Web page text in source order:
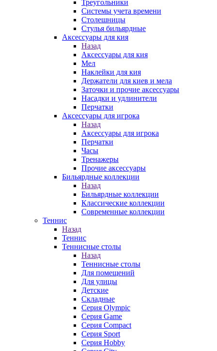
Треугольники
Системы учета времени
Столешницы
Стулья бильярдные
Аксессуары для кия
Назад
Аксессуары для кия
Мел
Наклейки для кия
Держатели для киев и мела
Заточки и прочие аксессуары
Насадки и удлинители
Перчатки
Аксессуары для игрока
Назад
Аксессуары для игрока
Перчатки
Часы
Тренажеры
Прочие аксессуары
Бильярдные коллекции
Назад
Бильярдные коллекции
Классические коллекции
Современные коллекции
Теннис
Назад
Теннис
Теннисные столы
Назад
Теннисные столы
Для помещений
Для улицы
Детские
Складные
Серия Olympic
Серия Game
Серия Compact
Серия Sport
Серия Hobby